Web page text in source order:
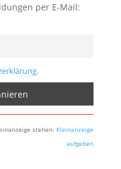
per E-Mail:
stehen: Kleinanzeige
aufgeben